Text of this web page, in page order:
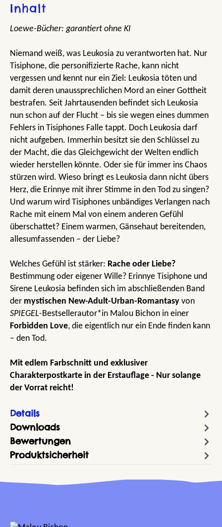
Inhalt
Loewe-Bücher: garantiert ohne KI
Niemand weiß, was Leukosia zu verantworten hat. Nur
Tisiphone, die personifizierte Rache, kann nicht
vergessen und kennt nur ein Ziel: Leukosia töten und
damit deren unaussprechlichen Mord an einer Gottheit
bestrafen. Seit Jahrtausenden befindet sich Leukosia
nun schon auf der Flucht – bis sie wegen eines dummen
Fehlers in Tisiphones Falle tappt. Doch Leukosia darf
nicht aufgeben. Immerhin besitzt sie den Schlüssel zu
der Macht, die das Gleichgewicht der Welten endlich
wieder herstellen könnte. Oder sie für immer ins Chaos
stürzen wird. Wieso bringt es Leukosia dann nicht übers
Herz, die Erinnye mit ihrer Stimme in den Tod zu singen?
Und warum wird Tisiphones unbändiges Verlangen nach
Rache mit einem Mal von einem anderen Gefühl
überschattet? Einem warmen, Gänsehaut bereitenden,
allesumfassenden – der Liebe?
Welches Gefühl ist stärker: Rache oder Liebe?
Bestimmung oder eigener Wille? Erinnye Tisiphone und
Sirene Leukosia befinden sich im abschließenden Band
der mystischen New-Adult-Urban-Romantasy von
SPIEGEL-Bestsellerautor*in Malou Bichon in einer
Forbidden Love, die eigentlich nur ein Ende finden kann
– den Tod.
Mit edlem Farbschnitt und exklusiver
Charakterpostkarte in der Erstauflage - Nur solange
der Vorrat reicht!
Details
Downloads
Bewertungen
Produktsicherheit